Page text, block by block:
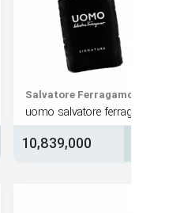
Salvatore
10,839,000